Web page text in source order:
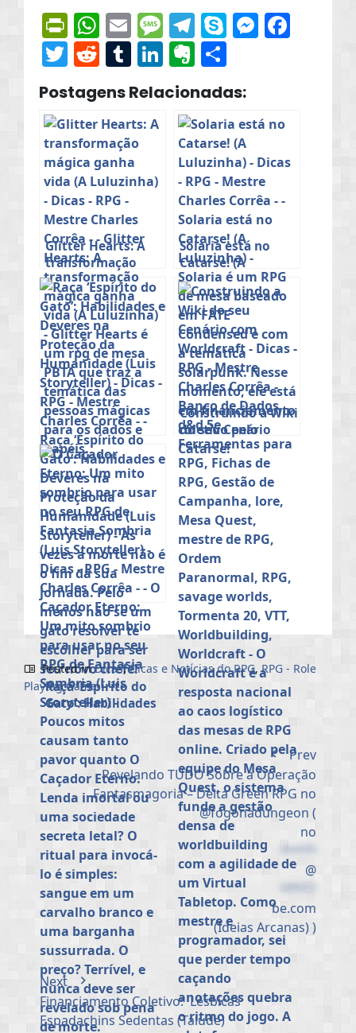
PrintFriendly
WhatsApp
EmailMessage
Telegram
Skype
Twitter
Reddit
Tumblr
LinkedIn
Evernote
Postagens Relacionadas:
Glitter Hearts: A
transformação
mágica ganha vida
(A Luluzinha)
Solaria está no
Catarse! (A
Luluzinha)
Raça ‘Espírito do
Gato’: Habilidades
e Deveres na
Proteção da
Humanidade (Luis
Storyteller)
Construindo a Wiki
do seu Cenário
com Worldcraft
Posted inDicas,Dicas e Notícias do RPG,RPG - Role
Playing Game
Prev
Revelando TUDO Sobre a Operação
Fantasmagoria – Delta Green RPG no
@fogonadungeon (
no
*****
@
*****
be.com
(Ideias Arcanas) )
Next
Financiamento Coletivo: Lésbicas
Espadachins Sedentas (Talude)